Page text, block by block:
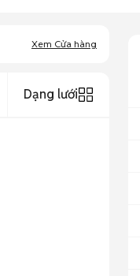
Xem Cửa hàng
Dạng lưới